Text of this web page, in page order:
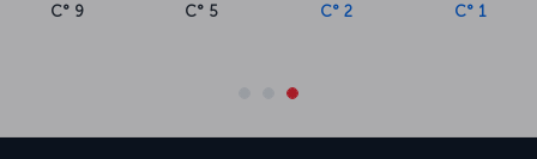
1 °C
2 °C
5 °C
9 °C